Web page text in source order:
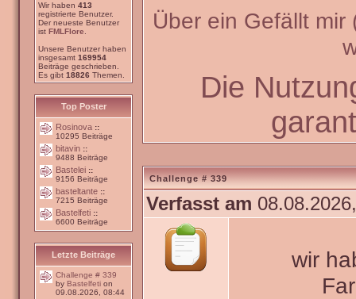
Wir haben 413
registrierte Benutzer.
Der neueste Benutzer
ist FMLFlore
Unsere Benutzer haben
insgesamt 169954
Beiträge geschrieben.
Es gibt 18826 Themen.
Top Poster
Rosinova ::
10295 Beiträge
bitavin ::
9488 Beiträge
Bastelei ::
9156 Beiträge
basteltante ::
7215 Beiträge
Bastelfeti ::
6600 Beiträge
Letzte Beiträge
Challenge # 339
by Bastelfeti on
09.08.2026, 08:44
Über ein Gefällt
Die
Challenge # 339
Verfasst am
wir